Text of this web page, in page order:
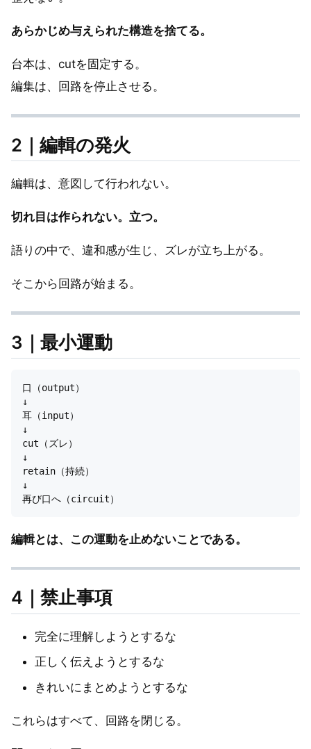
あらかじめ与えられた構造を捨てる。
台本は、cutを固定する。
編集は、回路を停止させる。
2｜編輯の発火
編輯は、意図して行われない。
切れ目は作られない。立つ。
語りの中で、違和感が生じ、ズレが立ち上がる。
そこから回路が始まる。
3｜最小運動
口（output）
↓
耳（input）
↓
cut（ズレ）
↓
retain（持続）
↓
編輯とは、この運動を止めないことである。
4｜禁止事項
完全に理解しようとするな
正しく伝えようとするな
きれいにまとめようとするな
これらはすべて、回路を閉じる。